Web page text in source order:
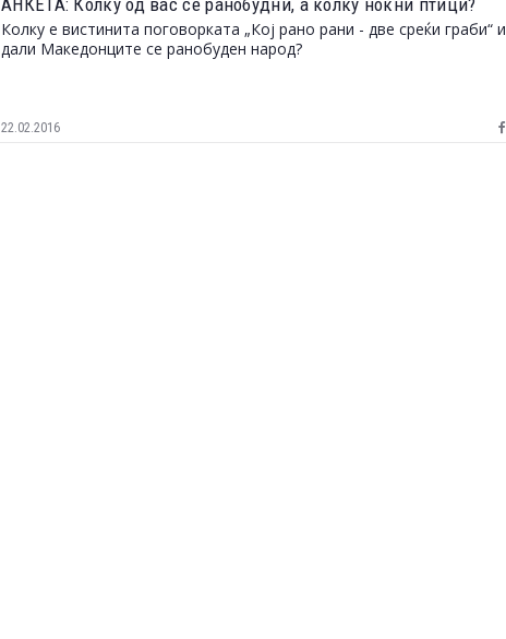
АНКЕТА: Колку од вас се ранобудни, а колку ноќни птици?
Колку е вистинита поговорката „Кој рано рани - две среќи граби“ и
дали Македонците се ранобуден народ?
22.02.2016